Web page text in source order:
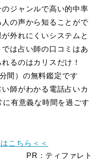
ジャンルで高い的中率
の声から知ることがで
外れにくいシステムと
は占い師の口コミはあ
るのはカリスだけ！
間）の無料鑑定です
師がわかる電話占いカ
有意義な時間を過ごす
こちら＜＜
PR：ティファレト